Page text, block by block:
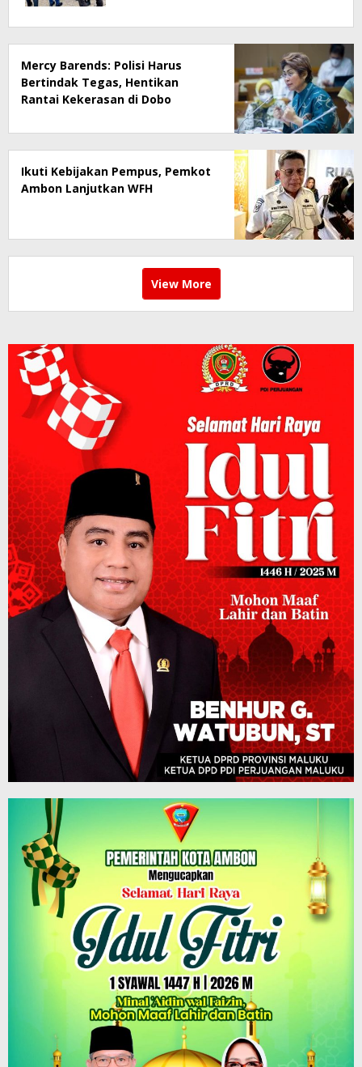
Mercy Barends: Polisi Harus
Bertindak Tegas, Hentikan
Rantai Kekerasan di Dobo
Ikuti Kebijakan Pempus, Pemkot
Ambon Lanjutkan WFH
View More